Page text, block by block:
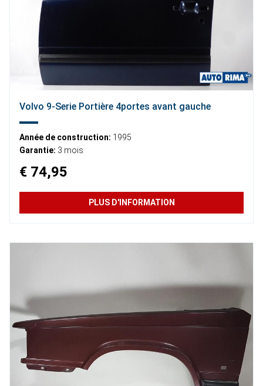
Volvo 9-Serie Portière 4portes avant gauche
Année de construction: 1995
Garantie: 3 mois
€ 74,95
PLUS D'INFORMATION